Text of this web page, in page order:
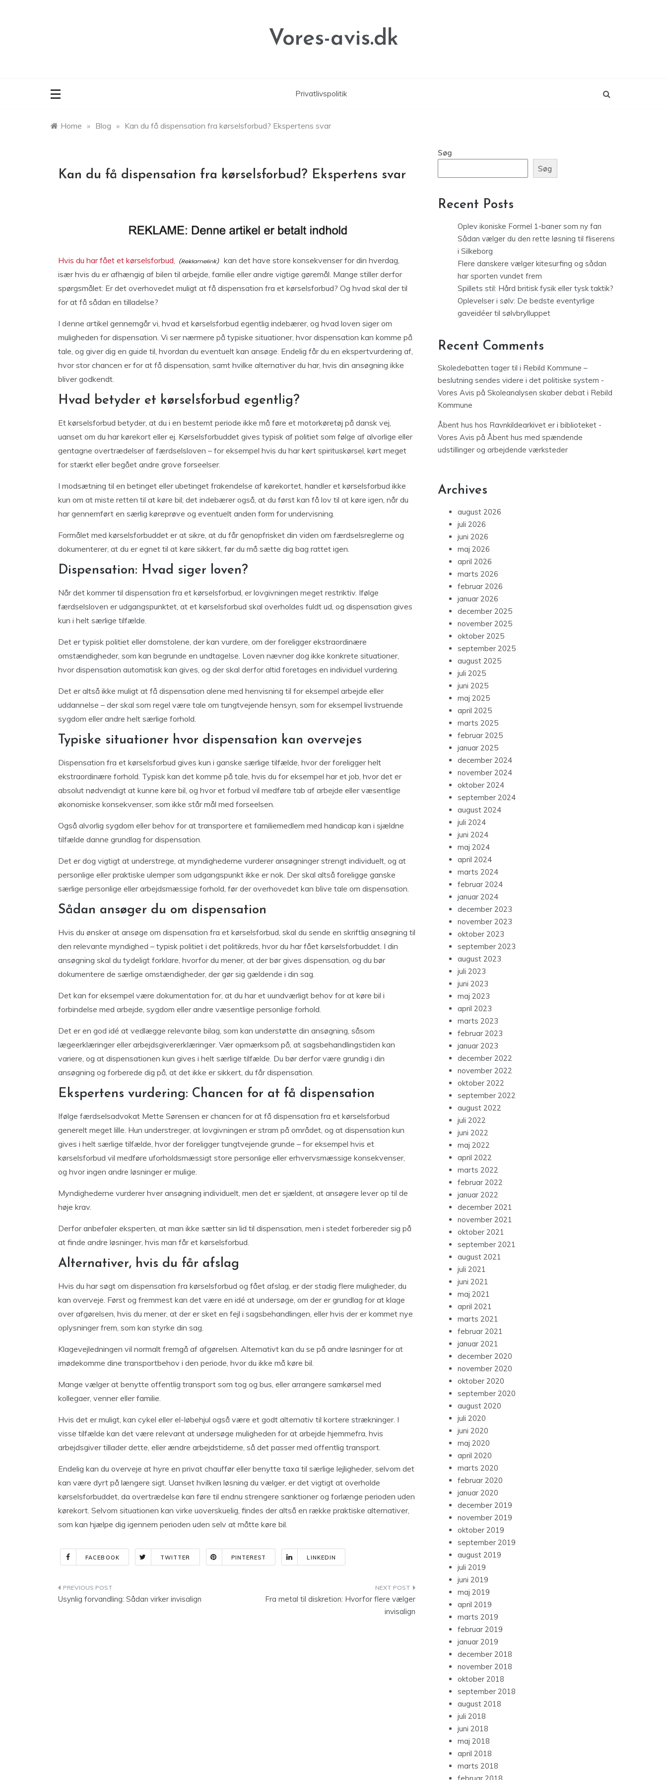
Vores-avis.dk
Privatlivspolitik
Home » Blog » Kan du få dispensation fra kørselsforbud? Ekspertens svar
Kan du få dispensation fra kørselsforbud? Ekspertens svar
Hvis du har fået et kørselsforbud,
kan det have store konsekvenser for din hverdag,
især hvis du er afhængig af bilen til arbejde, familie eller andre vigtige gøremål. Mange stiller derfor
spørgsmålet: Er det overhovedet muligt at få dispensation fra et kørselsforbud? Og hvad skal der til
for at få sådan en tilladelse?
I denne artikel gennemgår vi, hvad et kørselsforbud egentlig indebærer, og hvad loven siger om
muligheden for dispensation. Vi ser nærmere på typiske situationer, hvor dispensation kan komme på
tale, og giver dig en guide til, hvordan du eventuelt kan ansøge. Endelig får du en ekspertvurdering af,
hvor stor chancen er for at få dispensation, samt hvilke alternativer du har, hvis din ansøgning ikke
bliver godkendt.
Hvad betyder et kørselsforbud egentlig?
Et kørselsforbud betyder, at du i en bestemt periode ikke må føre et motorkøretøj på dansk vej,
uanset om du har kørekort eller ej. Kørselsforbuddet gives typisk af politiet som følge af alvorlige eller
gentagne overtrædelser af færdselsloven – for eksempel hvis du har kørt spirituskørsel, kørt meget
for stærkt eller begået andre grove forseelser.
I modsætning til en betinget eller ubetinget frakendelse af kørekortet, handler et kørselsforbud ikke
kun om at miste retten til at køre bil; det indebærer også, at du først kan få lov til at køre igen, når du
har gennemført en særlig køreprøve og eventuelt anden form for undervisning.
Formålet med kørselsforbuddet er at sikre, at du får genopfrisket din viden om færdselsreglerne og
dokumenterer, at du er egnet til at køre sikkert, før du må sætte dig bag rattet igen.
Dispensation: Hvad siger loven?
Når det kommer til dispensation fra et kørselsforbud, er lovgivningen meget restriktiv. Ifølge
færdselsloven er udgangspunktet, at et kørselsforbud skal overholdes fuldt ud, og dispensation gives
kun i helt særlige tilfælde.
Det er typisk politiet eller domstolene, der kan vurdere, om der foreligger ekstraordinære
omstændigheder, som kan begrunde en undtagelse. Loven nævner dog ikke konkrete situationer,
hvor dispensation automatisk kan gives, og der skal derfor altid foretages en individuel vurdering.
Det er altså ikke muligt at få dispensation alene med henvisning til for eksempel arbejde eller
uddannelse – der skal som regel være tale om tungtvejende hensyn, som for eksempel livstruende
sygdom eller andre helt særlige forhold.
Typiske situationer hvor dispensation kan overvejes
Dispensation fra et kørselsforbud gives kun i ganske særlige tilfælde, hvor der foreligger helt
ekstraordinære forhold. Typisk kan det komme på tale, hvis du for eksempel har et job, hvor det er
absolut nødvendigt at kunne køre bil, og hvor et forbud vil medføre tab af arbejde eller væsentlige
økonomiske konsekvenser, som ikke står mål med forseelsen.
Også alvorlig sygdom eller behov for at transportere et familiemedlem med handicap kan i sjældne
tilfælde danne grundlag for dispensation.
Det er dog vigtigt at understrege, at myndighederne vurderer ansøgninger strengt individuelt, og at
personlige eller praktiske ulemper som udgangspunkt ikke er nok. Der skal altså foreligge ganske
særlige personlige eller arbejdsmæssige forhold, før der overhovedet kan blive tale om dispensation.
Sådan ansøger du om dispensation
Hvis du ønsker at ansøge om dispensation fra et kørselsforbud, skal du sende en skriftlig ansøgning til
den relevante myndighed – typisk politiet i det politikreds, hvor du har fået kørselsforbuddet. I din
ansøgning skal du tydeligt forklare, hvorfor du mener, at der bør gives dispensation, og du bør
dokumentere de særlige omstændigheder, der gør sig gældende i din sag.
Det kan for eksempel være dokumentation for, at du har et uundværligt behov for at køre bil i
forbindelse med arbejde, sygdom eller andre væsentlige personlige forhold.
Det er en god idé at vedlægge relevante bilag, som kan understøtte din ansøgning, såsom
lægeerklæringer eller arbejdsgivererklæringer. Vær opmærksom på, at sagsbehandlingstiden kan
variere, og at dispensationen kun gives i helt særlige tilfælde. Du bør derfor være grundig i din
ansøgning og forberede dig på, at det ikke er sikkert, du får dispensation.
Ekspertens vurdering: Chancen for at få dispensation
Ifølge færdselsadvokat Mette Sørensen er chancen for at få dispensation fra et kørselsforbud
generelt meget lille. Hun understreger, at lovgivningen er stram på området, og at dispensation kun
gives i helt særlige tilfælde, hvor der foreligger tungtvejende grunde – for eksempel hvis et
kørselsforbud vil medføre uforholdsmæssigt store personlige eller erhvervsmæssige konsekvenser,
og hvor ingen andre løsninger er mulige.
Myndighederne vurderer hver ansøgning individuelt, men det er sjældent, at ansøgere lever op til de
høje krav.
Derfor anbefaler eksperten, at man ikke sætter sin lid til dispensation, men i stedet forbereder sig på
at finde andre løsninger, hvis man får et kørselsforbud.
Alternativer, hvis du får afslag
Hvis du har søgt om dispensation fra kørselsforbud og fået afslag, er der stadig flere muligheder, du
kan overveje. Først og fremmest kan det være en idé at undersøge, om der er grundlag for at klage
over afgørelsen, hvis du mener, at der er sket en fejl i sagsbehandlingen, eller hvis der er kommet nye
oplysninger frem, som kan styrke din sag.
Klagevejledningen vil normalt fremgå af afgørelsen. Alternativt kan du se på andre løsninger for at
imødekomme dine transportbehov i den periode, hvor du ikke må køre bil.
Mange vælger at benytte offentlig transport som tog og bus, eller arrangere samkørsel med
kollegaer, venner eller familie.
Hvis det er muligt, kan cykel eller el-løbehjul også være et godt alternativ til kortere strækninger. I
visse tilfælde kan det være relevant at undersøge muligheden for at arbejde hjemmefra, hvis
arbejdsgiver tillader dette, eller ændre arbejdstiderne, så det passer med offentlig transport.
Endelig kan du overveje at hyre en privat chauffør eller benytte taxa til særlige lejligheder, selvom det
kan være dyrt på længere sigt. Uanset hvilken løsning du vælger, er det vigtigt at overholde
kørselsforbuddet, da overtrædelse kan føre til endnu strengere sanktioner og forlænge perioden uden
kørekort. Selvom situationen kan virke uoverskuelig, findes der altså en række praktiske alternativer,
som kan hjælpe dig igennem perioden uden selv at måtte køre bil.
FACEBOOK TWITTER PINTEREST LINKEDIN
Indlægsnavigation
Usynlig forvandling: Sådan virker invisalign
Fra metal til diskretion: Hvorfor flere vælger
invisalign
Søg
Søg
Recent Posts
Oplev ikoniske Formel 1-baner som ny fan
Sådan vælger du den rette løsning til fliserens
i Silkeborg
Flere danskere vælger kitesurfing og sådan
har sporten vundet frem
Spillets stil: Hård britisk fysik eller tysk taktik?
Oplevelser i sølv: De bedste eventyrlige
gaveidéer til sølvbrylluppet
Recent Comments
Skoledebatten tager til i Rebild Kommune –
beslutning sendes videre i det politiske system -
Vores Avis på Skoleanalysen skaber debat i Rebild
Kommune
Åbent hus hos Ravnkildearkivet er i biblioteket -
Vores Avis på Åbent hus med spændende
udstillinger og arbejdende værksteder
Archives
august 2026
juli 2026
juni 2026
maj 2026
april 2026
marts 2026
februar 2026
januar 2026
december 2025
november 2025
oktober 2025
september 2025
august 2025
juli 2025
juni 2025
maj 2025
april 2025
marts 2025
februar 2025
januar 2025
december 2024
november 2024
oktober 2024
september 2024
august 2024
juli 2024
juni 2024
maj 2024
april 2024
marts 2024
februar 2024
januar 2024
december 2023
november 2023
oktober 2023
september 2023
august 2023
juli 2023
juni 2023
maj 2023
april 2023
marts 2023
februar 2023
januar 2023
december 2022
november 2022
oktober 2022
september 2022
august 2022
juli 2022
juni 2022
maj 2022
april 2022
marts 2022
februar 2022
januar 2022
december 2021
november 2021
oktober 2021
september 2021
august 2021
juli 2021
juni 2021
maj 2021
april 2021
marts 2021
februar 2021
januar 2021
december 2020
november 2020
oktober 2020
september 2020
august 2020
juli 2020
juni 2020
maj 2020
april 2020
marts 2020
februar 2020
januar 2020
december 2019
november 2019
oktober 2019
september 2019
august 2019
juli 2019
juni 2019
maj 2019
april 2019
marts 2019
februar 2019
januar 2019
december 2018
november 2018
oktober 2018
september 2018
august 2018
juli 2018
juni 2018
maj 2018
april 2018
marts 2018